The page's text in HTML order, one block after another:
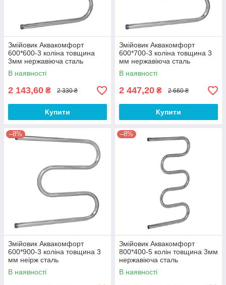
Змійовик Аквакомфорт
600*600-3 коліна товщина
3мм нержавіюча сталь
В наявності
2 143,60 ₴ 2 330 ₴
Купити
Змійовик Аквакомфорт
600*700-3 коліна товщина 3
мм нержавіюча сталь
В наявності
2 447,20 ₴ 2 660 ₴
Купити
–8%
Змійовик Аквакомфорт
600*900-3 коліна товщина 3
мм неірж сталь
В наявності
–8%
Змійовик Аквакомфорт
800*400-5 колін товщина 3мм
нержавіюча сталь
В наявності